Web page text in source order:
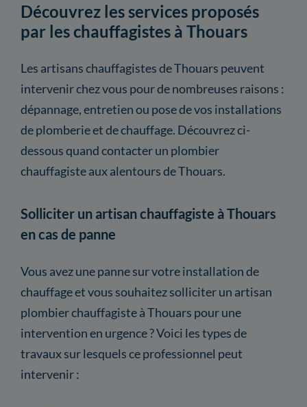
Découvrez les services proposés
par les chauffagistes à Thouars
Les artisans chauffagistes de Thouars peuvent
intervenir chez vous pour de nombreuses raisons :
dépannage, entretien ou pose de vos installations
de plomberie et de chauffage. Découvrez ci-
dessous quand contacter un plombier
chauffagiste aux alentours de Thouars.
Solliciter un artisan chauffagiste à Thouars
en cas de panne
Vous avez une panne sur votre installation de
chauffage et vous souhaitez solliciter un artisan
plombier chauffagiste à Thouars pour une
intervention en urgence ? Voici les types de
travaux sur lesquels ce professionnel peut
intervenir :